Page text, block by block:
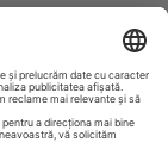
doar un mijloc de
ei sunt astăzi
să-l adapteze
Read more